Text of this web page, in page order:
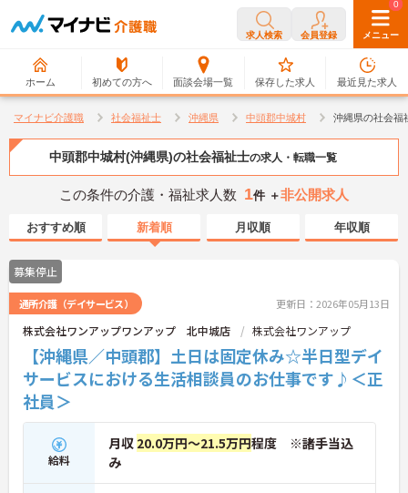
求人検索 会員登録 メニュー
ホーム 初めての方へ 面談会場一覧
0
保存した求人
0
最近見た求人
マイナビ介護職 社会福祉士 沖縄県 中頭郡中城村 沖縄県の社会福
中頭郡中城村(沖縄県)の社会福祉士の求人・転職一覧
この条件の介護・福祉求人数 1件 ＋非公開求人
おすすめ順 新着順 月収順 年収順
募集停止
通所介護（デイサービス） 更新日：2026年05月13日
株式会社ワンアップワンアップ 北中城店 株式会社ワンアップ
【沖縄県／中頭郡】土日は固定休み☆半日型デイ
サービスにおける生活相談員のお仕事です♪＜正
社員＞
給料
月収 20.0万円～21.5万円程度 ※諸手当込
み